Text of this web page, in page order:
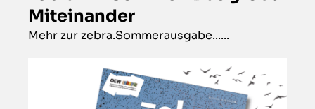
Miteinander
Mehr zur zebra.Sommerausgabe......